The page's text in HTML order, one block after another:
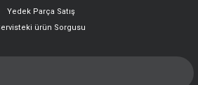
Yedek Parça Satış
ürün Sorgusu